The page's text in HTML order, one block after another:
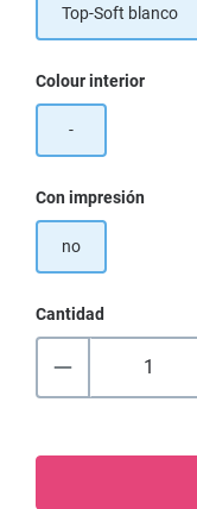
Top-Soft blanco
Seleccione
Colour interior
-
Seleccione
Con impresión
no
Cantidad